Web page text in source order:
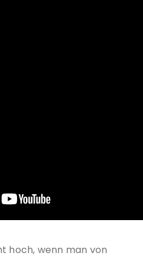
hoch, wenn man von